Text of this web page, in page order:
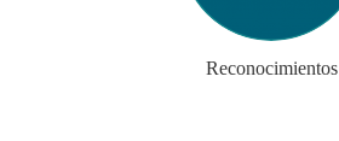
Reconocimientos